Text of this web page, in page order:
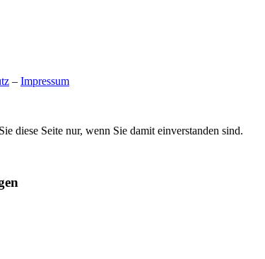
– Impressum
diese Seite nur, wenn Sie damit einverstanden sind.